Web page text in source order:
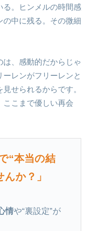
る。ヒンメルの時間感
中に残る。その微細
は、感動的だからじゃ
レンがフリーレンと
せられるからです。
ここまで優しい再会
“本当の結
か？」
情や“裏設定”が